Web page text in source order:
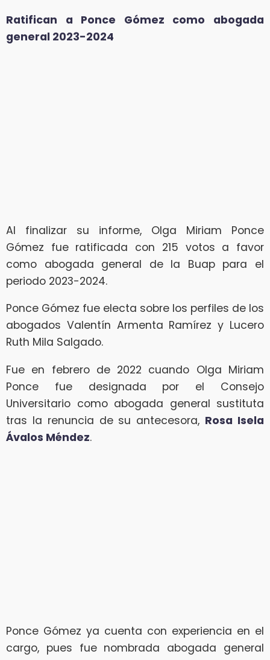
Ratifican a Ponce Gómez como abogada
general 2023-2024
Al finalizar su informe, Olga Miriam Ponce
Gómez fue ratificada con 215 votos a favor
como abogada general de la Buap para el
periodo 2023-2024.
Ponce Gómez fue electa sobre los perfiles de los
abogados Valentín Armenta Ramírez y Lucero
Ruth Mila Salgado.
Fue en febrero de 2022 cuando Olga Miriam
Ponce fue designada por el Consejo
Universitario como abogada general sustituta
tras la renuncia de su antecesora, Rosa Isela
Ávalos Méndez.
Ponce Gómez ya cuenta con experiencia en el
cargo, pues fue nombrada abogada general